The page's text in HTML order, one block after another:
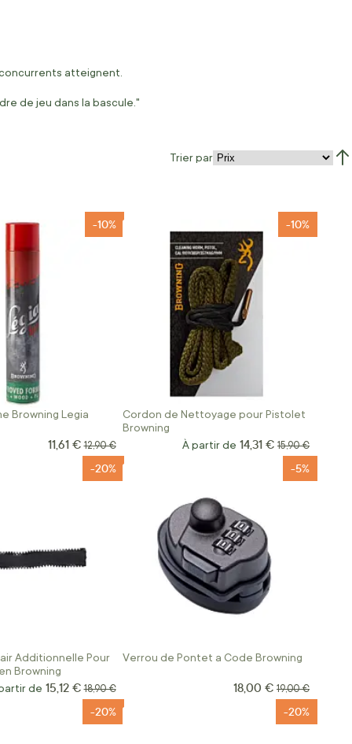
atteignent.
de jeu dans la bascule."
Trier par
Browning Legia
-10%
Prix Spécial
11,61 € Prix normal
12,90 €
Cordon de Nettoyage pour Pistolet
Browning
-10%
À partir de 14,31 € Prix normal
15,90 €
Additionnelle Pour
Browning
-20%
de 15,12 € Prix normal
18,90 €
Verrou de Pontet a Code Browning
-5%
Prix Spécial
18,00 € Prix normal
19,00 €
-20% -20%